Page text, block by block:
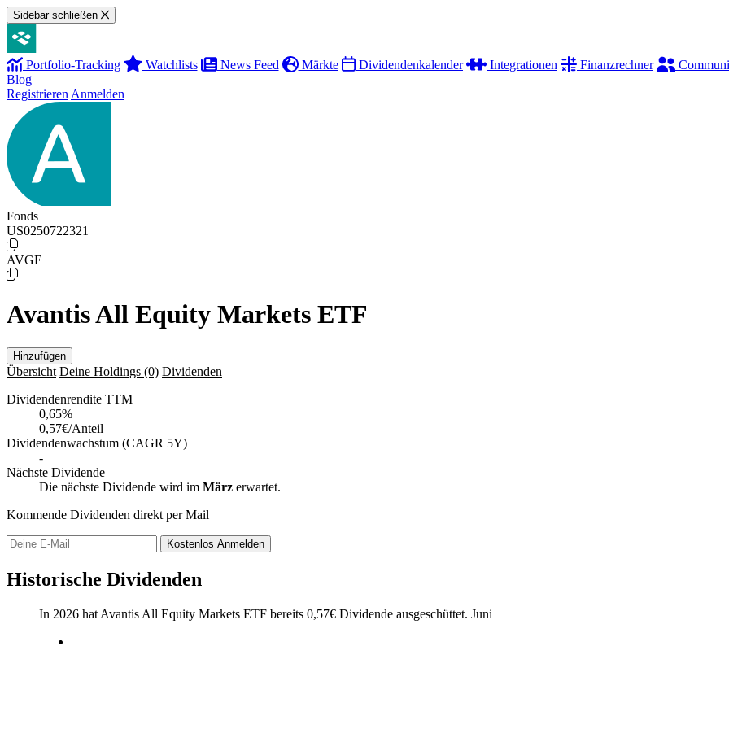
Sidebar schließen
Portfolio-Tracking Watchlists News Feed Märkte Dividendenkalender Integrationen Finanzrechner
Blog
Registrieren Anmelden
Fonds
US0250722321
AVGE
Avantis All Equity Markets ETF
Hinzufügen
Übersicht Deine Holdings (0) Dividenden
Dividendenrendite TTM
0,65%
0,57€/Anteil
Dividendenwachstum (CAGR 5Y)
-
Nächste Dividende
Die nächste Dividende wird im März erwartet.
Kommende Dividenden direkt per Mail
Kostenlos Anmelden
Historische Dividenden
In 2026 hat Avantis All Equity Markets ETF bereits 0,57€ Dividende ausgeschüttet. Juni